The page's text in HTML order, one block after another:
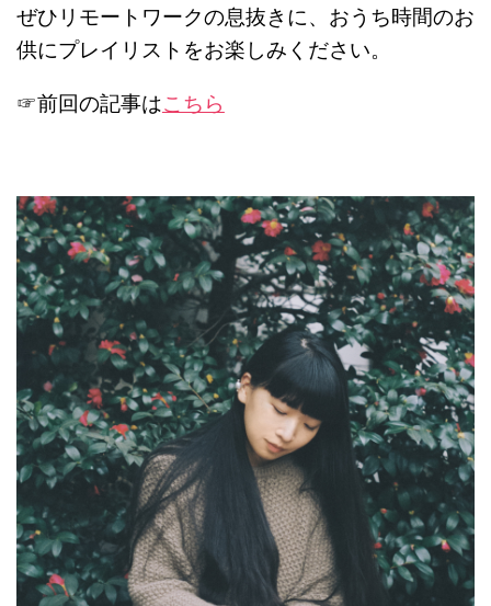
ぜひリモートワークの息抜きに、おうち時間のお
供にプレイリストをお楽しみください。
☞前回の記事はこちら